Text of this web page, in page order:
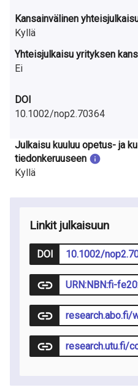
Kansainvälinen
Kyllä
Yhteisjulkaisu yrityksen
Ei
DOI
10.1002/nop2.70364
Julkaisu kuuluu opetus- ja
tiedonkeruuseen
Kyllä
Linkit julkaisuun
DOI 10.1002/
URN:NBN:fi-